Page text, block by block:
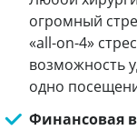
огромный
«all-on-4»
возможность
одно
Финансовая